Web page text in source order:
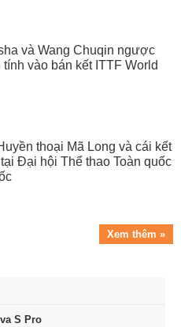
và Wang Chuqin ngược
vào bán kết ITTF World
thoại Mã Long và cái kết
Đại hội Thể thao Toàn quốc
Xem thêm »
S Pro